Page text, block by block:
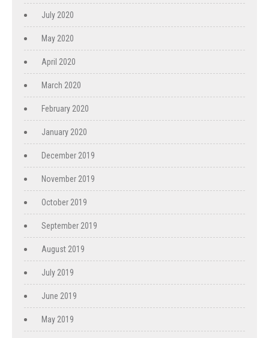
July 2020
May 2020
April 2020
March 2020
February 2020
January 2020
December 2019
November 2019
October 2019
September 2019
August 2019
July 2019
June 2019
May 2019